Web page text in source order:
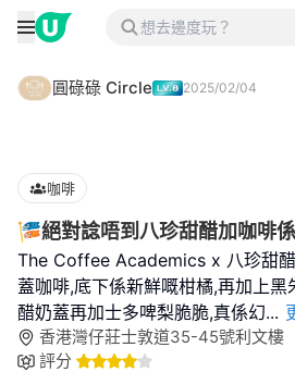
圓碌碌 Circle 2025/02/04
咖啡
🎏絕對諗唔到八珍甜醋加咖啡
The Coffee Academics x 八珍甜
蓋咖啡,底下係新鮮嘅柑橘,再加上
醋奶蓋再加士多啤梨脆脆,真係幻...
香港灣仔莊士敦道35-45號利文樓
評分